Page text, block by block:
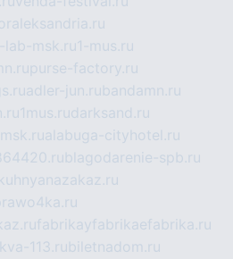
lab-msk.ru1-mus.ru
purse-factory.ru
adler-jun.rubandamn.ru
1mus.rudarksand.ru
alabuga-cityhotel.ru
blagodarenie-spb.ru
fabrikayfabrikaefabrika.ru
113.rubiletnadom.ru